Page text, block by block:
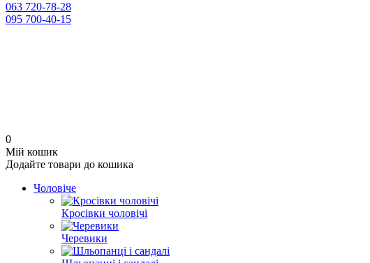
063 720-78-28
095 700-40-15
0
Мій кошик
Додайте товари до кошика
Чоловіче
Кросівки чоловічі
Черевики